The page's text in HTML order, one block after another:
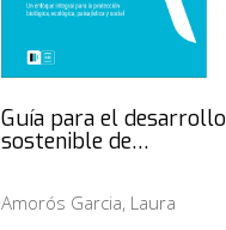
Guía para el desarrollo
sostenible de…
Amorós Garcia, Laura